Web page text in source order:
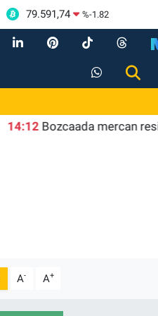
79.591,74 %-1.82
Bozcaada mercan resifleri
A- A+